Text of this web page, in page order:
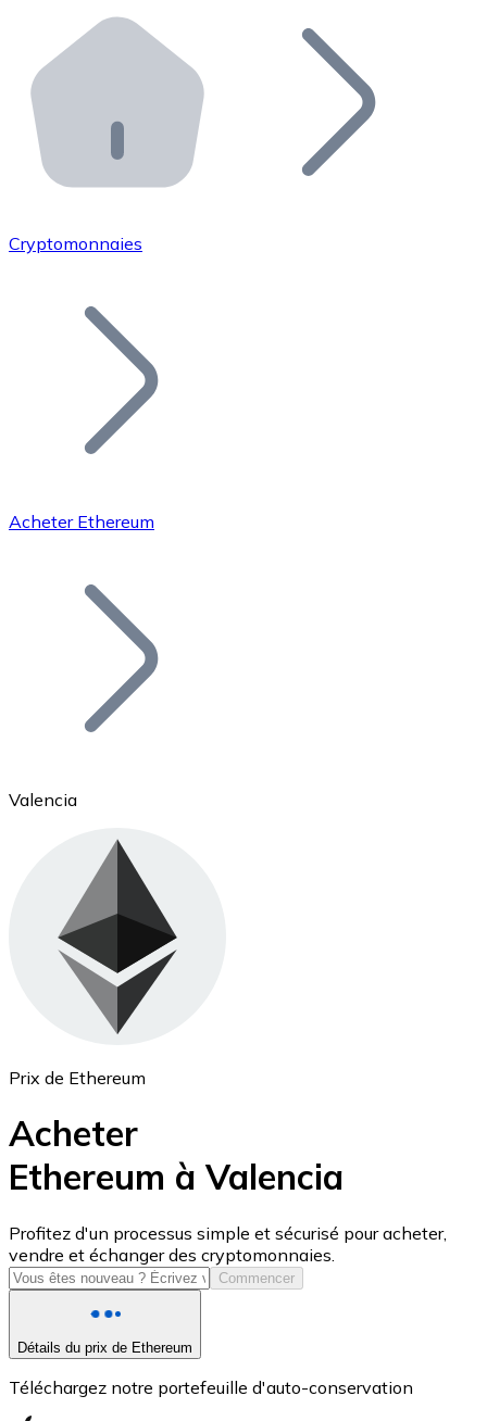
Distributeurs automatiques Bitnovo
Intégrez un ATM Bitnovo dans votre entreprise et
API Bitnovo
Intégrez notre API dans votre écosystème.
Rejoignez notre réseau de distributeurs et
Ajoutez le token de votre projet à notre service
Bitcoin
Ethereum
ETH
USD Coin
USDC
Cryptomonnaies
Acheter Ethereum
Valencia
Prix de Ethereum
Acheter
Ethereum à Valencia
Profitez d'un processus simple et sécurisé pour acheter,
vendre et échanger des cryptomonnaies.
Commencer
Détails du prix de Ethereum
Téléchargez notre portefeuille d'auto-conservation